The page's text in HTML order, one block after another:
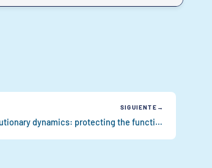
SIGUIENTE
Movescapes, connectivity hotspots and eco-evolutionary dynamics: protecting the functional role of predatory coastal fishes